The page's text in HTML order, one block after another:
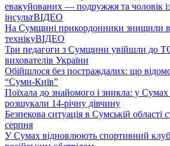
евакуйованих — подружжя та чоловік
інсультВІДЕО
На Сумщині прикордонники знищили
технікуВІДЕО
Три педагоги з Сумщини увійшли до
вихователів України
Обійшлося без постраждалих: що
“Суми-Київ”
Поїхала до знайомого і зникла: у Сумах
розшукали 14-річну дівчину
Безпекова ситуація в Сумській області
серпня
У Сумах відновлюють спортивний